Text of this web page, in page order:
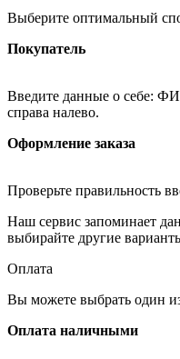
Выберите оптимальный
Покупатель
Введите данные о себе:
справа налево.
Оформление заказа
Проверьте правильность
Наш сервис запоминает
выбирайте другие
Оплата
Вы можете выбрать один
Оплата наличными